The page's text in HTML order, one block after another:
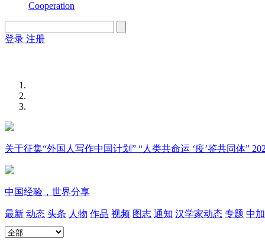
Cooperation
登录 注册
关于征集“外国人写作中国计划” “人类共命运 ‘疫’鉴共同体”
中国经验，世界分享
最新 动态 头条 人物 作品 视频 图志 通知 汉学家动态 专题 中